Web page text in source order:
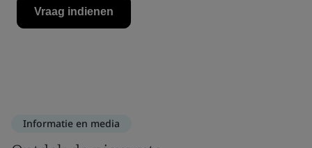
Informatie en media